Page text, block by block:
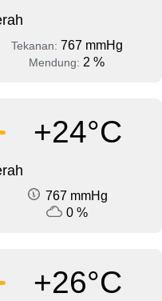
Tekanan: 767 mmHg
Mendung: 2 %
+24°C
767 mmHg
0 %
+26°C